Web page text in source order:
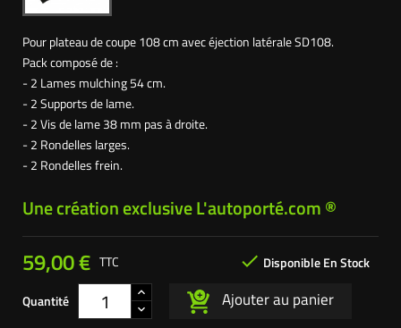
Pour plateau de coupe 108 cm avec éjection latérale SD108.
Pack composé de :
- 2 Lames mulching 54 cm.
- 2 Supports de lame.
- 2 Vis de lame 38 mm pas à droite.
- 2 Rondelles larges.
- 2 Rondelles frein.
Une création exclusive L'autoporté.com ®
59,00 €  Disponible En Stock
TTC
Quantité Ajouter au panier